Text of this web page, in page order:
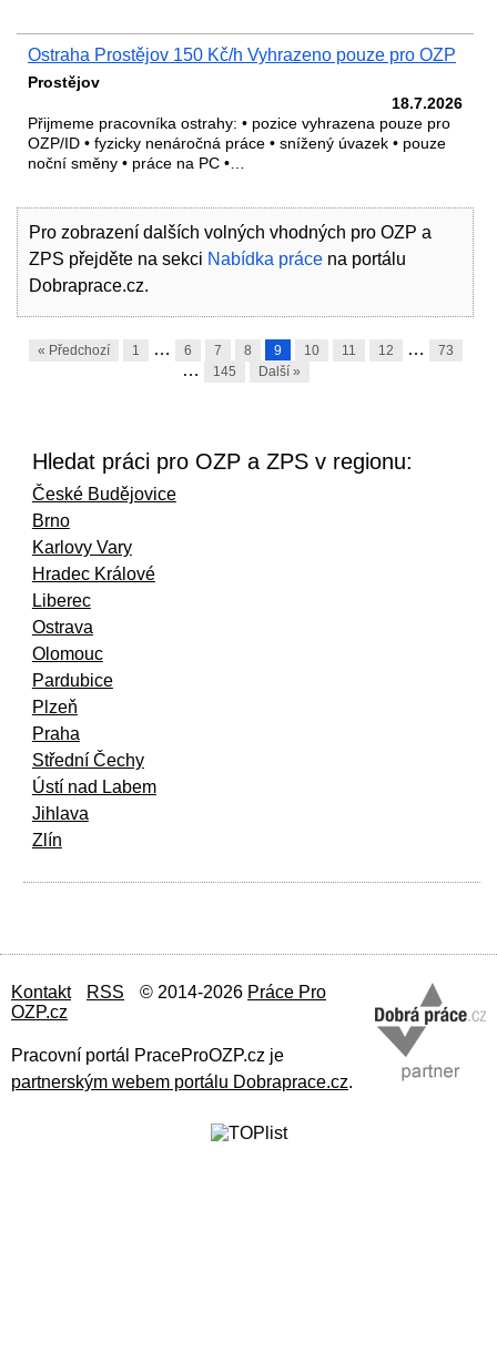
Ostraha Prostějov 150 Kč/h Vyhrazeno pouze pro OZP
Prostějov
18.7.2026
Přijmeme pracovníka ostrahy: • pozice vyhrazena pouze pro
OZP/ID • fyzicky nenáročná práce • snížený úvazek • pouze
noční směny • práce na PC •…
Pro zobrazení dalších volných vhodných pro OZP a
ZPS přejděte na sekci Nabídka práce na portálu
Dobraprace.cz.
« Předchozí 1 … 6 7 8 9 10 11 12 … 73
… 145 Další »
Hledat práci pro OZP a ZPS v regionu:
České Budějovice
Brno
Karlovy Vary
Hradec Králové
Liberec
Ostrava
Olomouc
Pardubice
Plzeň
Praha
Střední Čechy
Ústí nad Labem
Jihlava
Zlín
Kontakt RSS © 2014-2026 Práce Pro
OZP.cz
Pracovní portál PraceProOZP.cz je
partnerským webem portálu Dobraprace.cz.